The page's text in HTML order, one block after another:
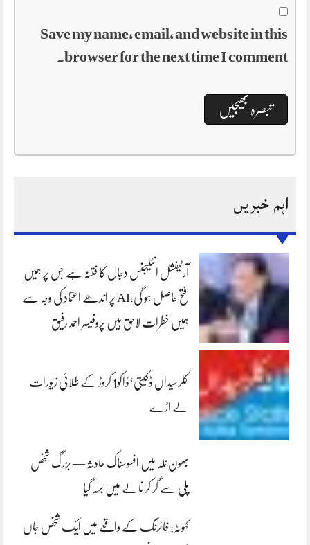
Save my name, email, and website in this
browser for the next time I comment.
اہم خبریں
آرٹیفشل انٹلیجنس دجال کا فتنہ ہے جس پر ہمیں
فتح حاصل ہو گی،AI پر اندھے اعتماد کی وجہ سے
ہمیں خطرات لاحق ہیں پروفیسر احمد رفیق
کلرسیداں ڈکیتی‘ڈاکو1 کروڑ کے طلائی زیورات
لے اڑے
بھون نلہ میں افسوسناک حادثہ — بزرگ شخص
پلی سے گر کر نالے میں بہہ گیا
کہوٹہ: فائرنگ کے واقعے میں ایک شخص جاں